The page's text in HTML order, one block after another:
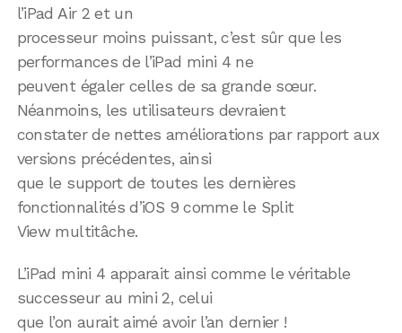
l’iPad Air 2 et un
processeur moins puissant, c’est sûr que les
performances de l’iPad mini 4 ne
peuvent égaler celles de sa grande sœur.
Néanmoins, les utilisateurs devraient
constater de nettes améliorations par rapport aux
versions précédentes, ainsi
que le support de toutes les dernières
fonctionnalités d’iOS 9 comme le Split
View multitâche.
L’iPad mini 4 apparait ainsi comme le véritable
successeur au mini 2, celui
que l’on aurait aimé avoir l’an dernier !